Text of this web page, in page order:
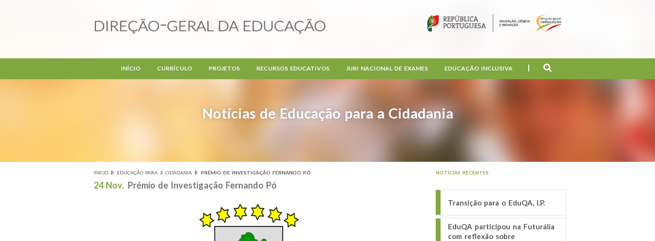
Notícias de Educação para a Cidadania
INÍCIO CURRÍCULO PROJETOS RECURSOS EDUCATIVOS JURI NACIONAL DE EXAMES EDUCAÇÃO INCLUSIVA
Está aqui
INÍCIO EDUCAÇÃO PARA A CIDADANIA PRÉMIO DE INVESTIGAÇÃO FERNANDO PÓ
24 Nov. Prémio de Investigação Fernando Pó
NOTÍCIAS RECENTES
Transição para o EduQA, I.P.
EduQA participou na Futurália
com reflexão sobre